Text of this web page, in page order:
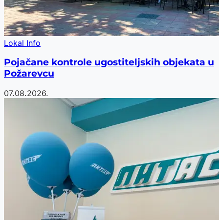
Lokal Info
Pojačane kontrole ugostiteljskih objekata u
Požarevcu
07.08.2026.